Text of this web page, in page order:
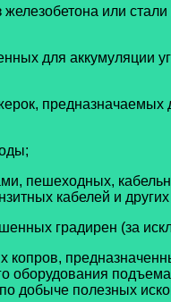
или
для аккумуляции
пешеходных,
кабелей и
градирен (за
копров,
оборудования
добыче полезных